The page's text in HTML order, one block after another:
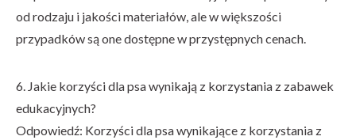
od rodzaju i jakości materiałów, ale w większości
przypadków są one dostępne w przystępnych cenach.
6. Jakie korzyści dla psa wynikają z korzystania z zabawek
edukacyjnych?
Odpowiedź: Korzyści dla psa wynikające z korzystania z